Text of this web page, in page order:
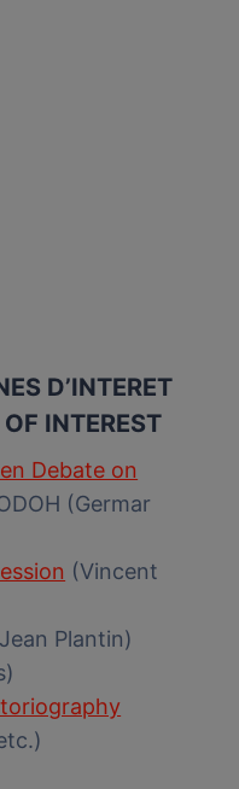
D’INTERET
INTEREST
Debate on
(Germar
(Vincent
Plantin)